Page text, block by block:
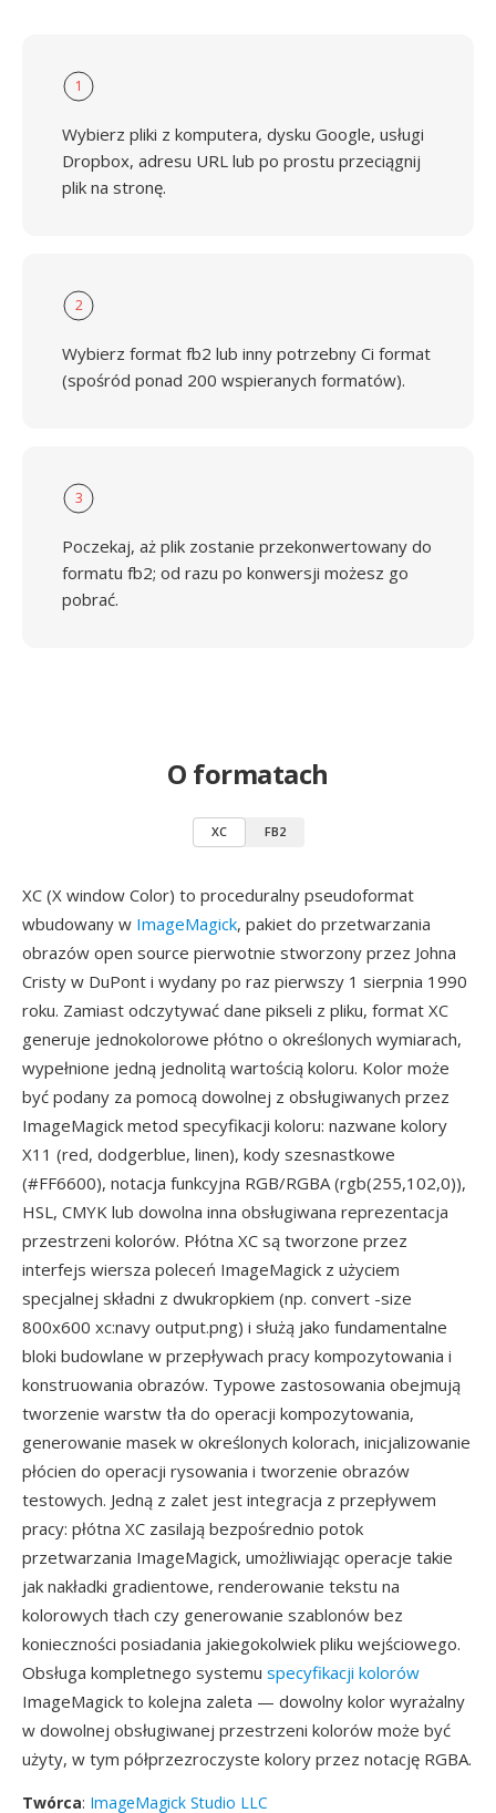
1
Wybierz pliki z komputera, dysku Google, usługi
Dropbox, adresu URL lub po prostu przeciągnij
plik na stronę.
2
Wybierz format fb2 lub inny potrzebny Ci format
(spośród ponad 200 wspieranych formatów).
3
Poczekaj, aż plik zostanie przekonwertowany do
formatu fb2; od razu po konwersji możesz go
pobrać.
O formatach
XC FB2
XC (X window Color) to proceduralny pseudoformat
wbudowany w ImageMagick, pakiet do przetwarzania
obrazów open source pierwotnie stworzony przez Johna
Cristy w DuPont i wydany po raz pierwszy 1 sierpnia 1990
roku. Zamiast odczytywać dane pikseli z pliku, format XC
generuje jednokolorowe płótno o określonych wymiarach,
wypełnione jedną jednolitą wartością koloru. Kolor może
być podany za pomocą dowolnej z obsługiwanych przez
ImageMagick metod specyfikacji koloru: nazwane kolory
X11 (red, dodgerblue, linen), kody szesnastkowe
(#FF6600), notacja funkcyjna RGB/RGBA (rgb(255,102,0)),
HSL, CMYK lub dowolna inna obsługiwana reprezentacja
przestrzeni kolorów. Płótna XC są tworzone przez
interfejs wiersza poleceń ImageMagick z użyciem
specjalnej składni z dwukropkiem (np. convert -size
800x600 xc:navy output.png) i służą jako fundamentalne
bloki budowlane w przepływach pracy kompozytowania i
konstruowania obrazów. Typowe zastosowania obejmują
tworzenie warstw tła do operacji kompozytowania,
generowanie masek w określonych kolorach, inicjalizowanie
płócien do operacji rysowania i tworzenie obrazów
testowych. Jedną z zalet jest integracja z przepływem
pracy: płótna XC zasilają bezpośrednio potok
przetwarzania ImageMagick, umożliwiając operacje takie
jak nakładki gradientowe, renderowanie tekstu na
kolorowych tłach czy generowanie szablonów bez
konieczności posiadania jakiegokolwiek pliku wejściowego.
Obsługa kompletnego systemu specyfikacji kolorów
ImageMagick to kolejna zaleta — dowolny kolor wyrażalny
w dowolnej obsługiwanej przestrzeni kolorów może być
użyty, w tym półprzezroczyste kolory przez notację RGBA.
Twórca: ImageMagick Studio LLC